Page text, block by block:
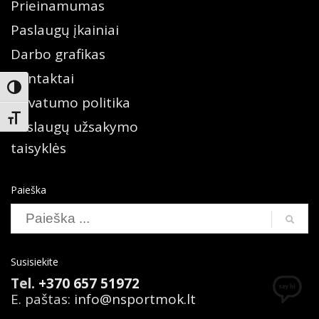
Įjungti didesnį kontrastą
Keisti teksto dydį
Prieinamumas
Paslaugų įkainiai
Darbo grafikas
Kontaktai
Privatumo politika
Paslaugų užsakymo
taisyklės
Paieška
Search
Susisiekite
Tel. +370 657 51972
E. paštas: info@nsportmok.lt